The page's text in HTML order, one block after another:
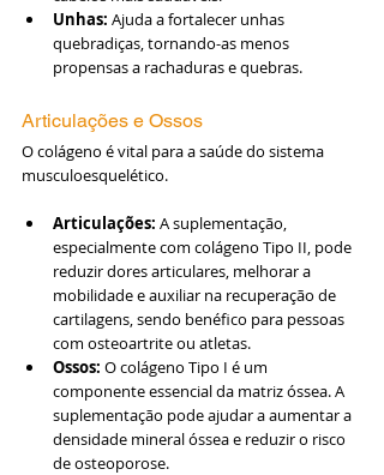
Unhas: Ajuda a fortalecer unhas
quebradiças, tornando-as menos
propensas a rachaduras e quebras.
Articulações e Ossos
O colágeno é vital para a saúde do sistema
musculoesquelético.
Articulações: A suplementação,
especialmente com colágeno Tipo II, pode
reduzir dores articulares, melhorar a
mobilidade e auxiliar na recuperação de
cartilagens, sendo benéfico para pessoas
com osteoartrite ou atletas.
Ossos: O colágeno Tipo I é um
componente essencial da matriz óssea. A
suplementação pode ajudar a aumentar a
densidade mineral óssea e reduzir o risco
de osteoporose.